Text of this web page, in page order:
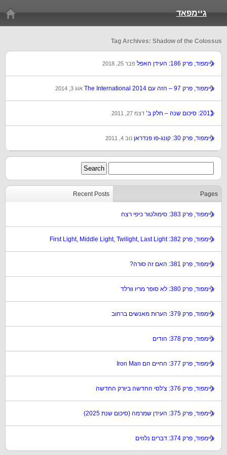
גיימפאד
Tag Archives: Shadow of the Colossus
גיימפוד, פרק 186: העידן האפל פבר 25, 2018
גיימפוד, פרק 97 – הזה עם The International 2014 אוג 3, 2014
2011: סיכום שנה – חלק ב’ דצמ 27, 2011
גיימפוד, פרק 30: קונג-פו פנדראן נוב 4, 2011
Recent Posts Pages
גיימפוד, פרק 383: סימולטור כיפי רצח
גיימפוד, פרק 382: First Light, Middle Light, Twilight, Last Light
גיימפוד, פרק 381: האם זה סורה?
גיימפוד, פרק 380: לא סופר מריו וורלד
גיימפוד, פרק 379: הערות מאנשים ברחוב
גיימפוד, פרק 378: הודים
גיימפוד, פרק 377: החיים הם Iron Man
גיימפוד, פרק 376: צ'לסי החדשה ביורק החדשה
גיימפוד, פרק 375: העידן שמרמה (סיכום שנת 2025)
גיימפוד, פרק 374: דברים נלוזים